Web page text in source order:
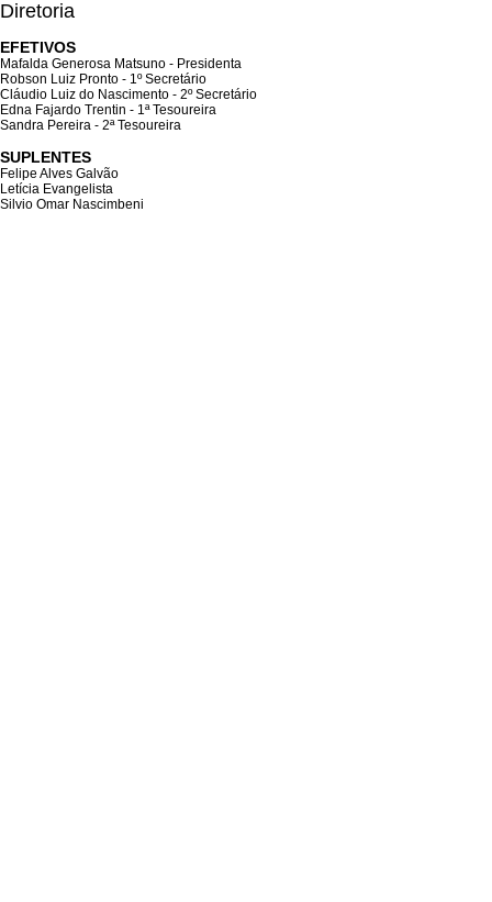
Diretoria
EFETIVOS
Mafalda Generosa Matsuno - Presidenta
Robson Luiz Pronto - 1º Secretário
Cláudio Luiz do Nascimento - 2º Secretário
Edna Fajardo Trentin - 1ª Tesoureira
Sandra Pereira - 2ª Tesoureira
SUPLENTES
Felipe Alves Galvão
Letícia Evangelista
Silvio Omar Nascimbeni